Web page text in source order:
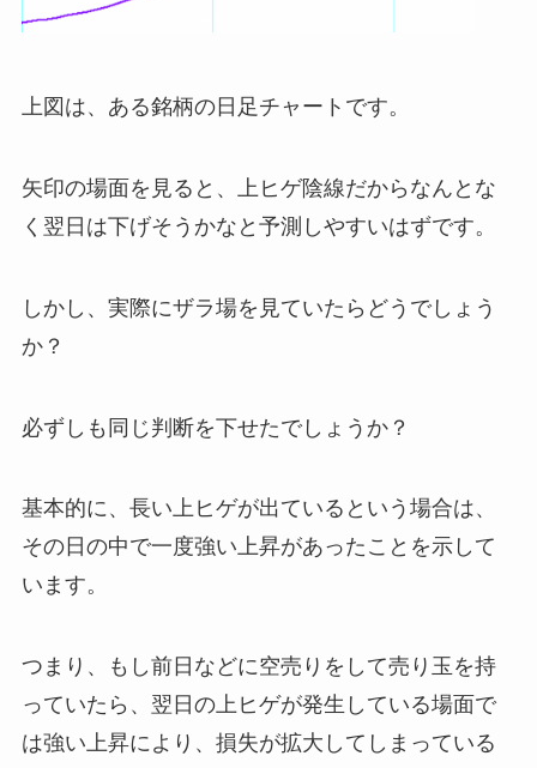
上図は、ある銘柄の日足チャートです。
矢印の場面を見ると、上ヒゲ陰線だからなんとな
く翌日は下げそうかなと予測しやすいはずです。
しかし、実際にザラ場を見ていたらどうでしょう
か？
必ずしも同じ判断を下せたでしょうか？
基本的に、長い上ヒゲが出ているという場合は、
その日の中で一度強い上昇があったことを示して
います。
つまり、もし前日などに空売りをして売り玉を持
っていたら、翌日の上ヒゲが発生している場面で
は強い上昇により、損失が拡大してしまっている